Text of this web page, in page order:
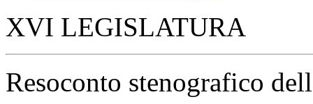
XVI LEGISLATURA
Resoconto stenografico